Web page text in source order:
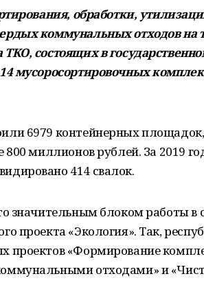
обработки,
коммунальных отходов на
состоящих в
мусоросортировочных
6979 контейнерных
800 миллионов рублей. За 2019
414 свалок.
значительным блоком работы в
проекта «Экология». Так,
проектов «Формирование
отходами» и